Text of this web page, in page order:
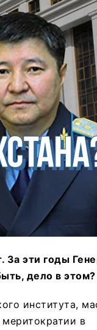
За эти годы
дело в этом?
института,
в